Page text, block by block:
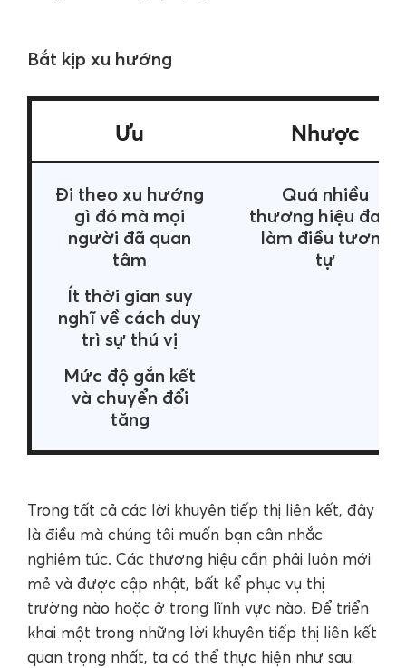
Bắt kịp xu hướng
Ưu Nhược
Đi theo xu hướng
gì đó mà mọi
người đã quan
tâm
Quá nhiều
thương hiệu đang
làm điều tương
tự
Ít thời gian suy
nghĩ về cách duy
trì sự thú vị
Mức độ gắn kết
và chuyển đổi
tăng
Trong tất cả các lời khuyên tiếp thị liên kết, đây
là điều mà chúng tôi muốn bạn cân nhắc
nghiêm túc. Các thương hiệu cần phải luôn mới
mẻ và được cập nhật, bất kể phục vụ thị
trường nào hoặc ở trong lĩnh vực nào. Để triển
khai một trong những lời khuyên tiếp thị liên kết
quan trọng nhất, ta có thể thực hiện như sau: